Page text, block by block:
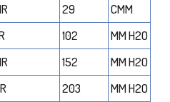
29
CMM
102
MM H2O
152
MM H2O
203
MM H2O